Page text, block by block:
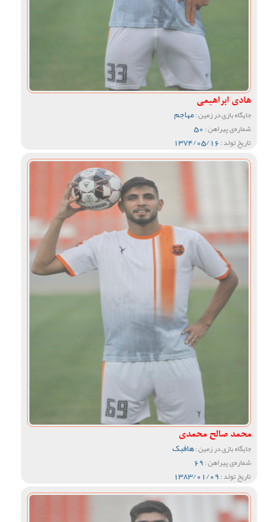
هادی ابراهیمی
جایگاه بازی در زمین :مهاجم
شماره‌ی پیراهن :50
تاریخ تولد :1374/05/16
محمد صالح محمدی
جایگاه بازی در زمین :هافبک
شماره‌ی پیراهن :69
تاریخ تولد :1383/01/09